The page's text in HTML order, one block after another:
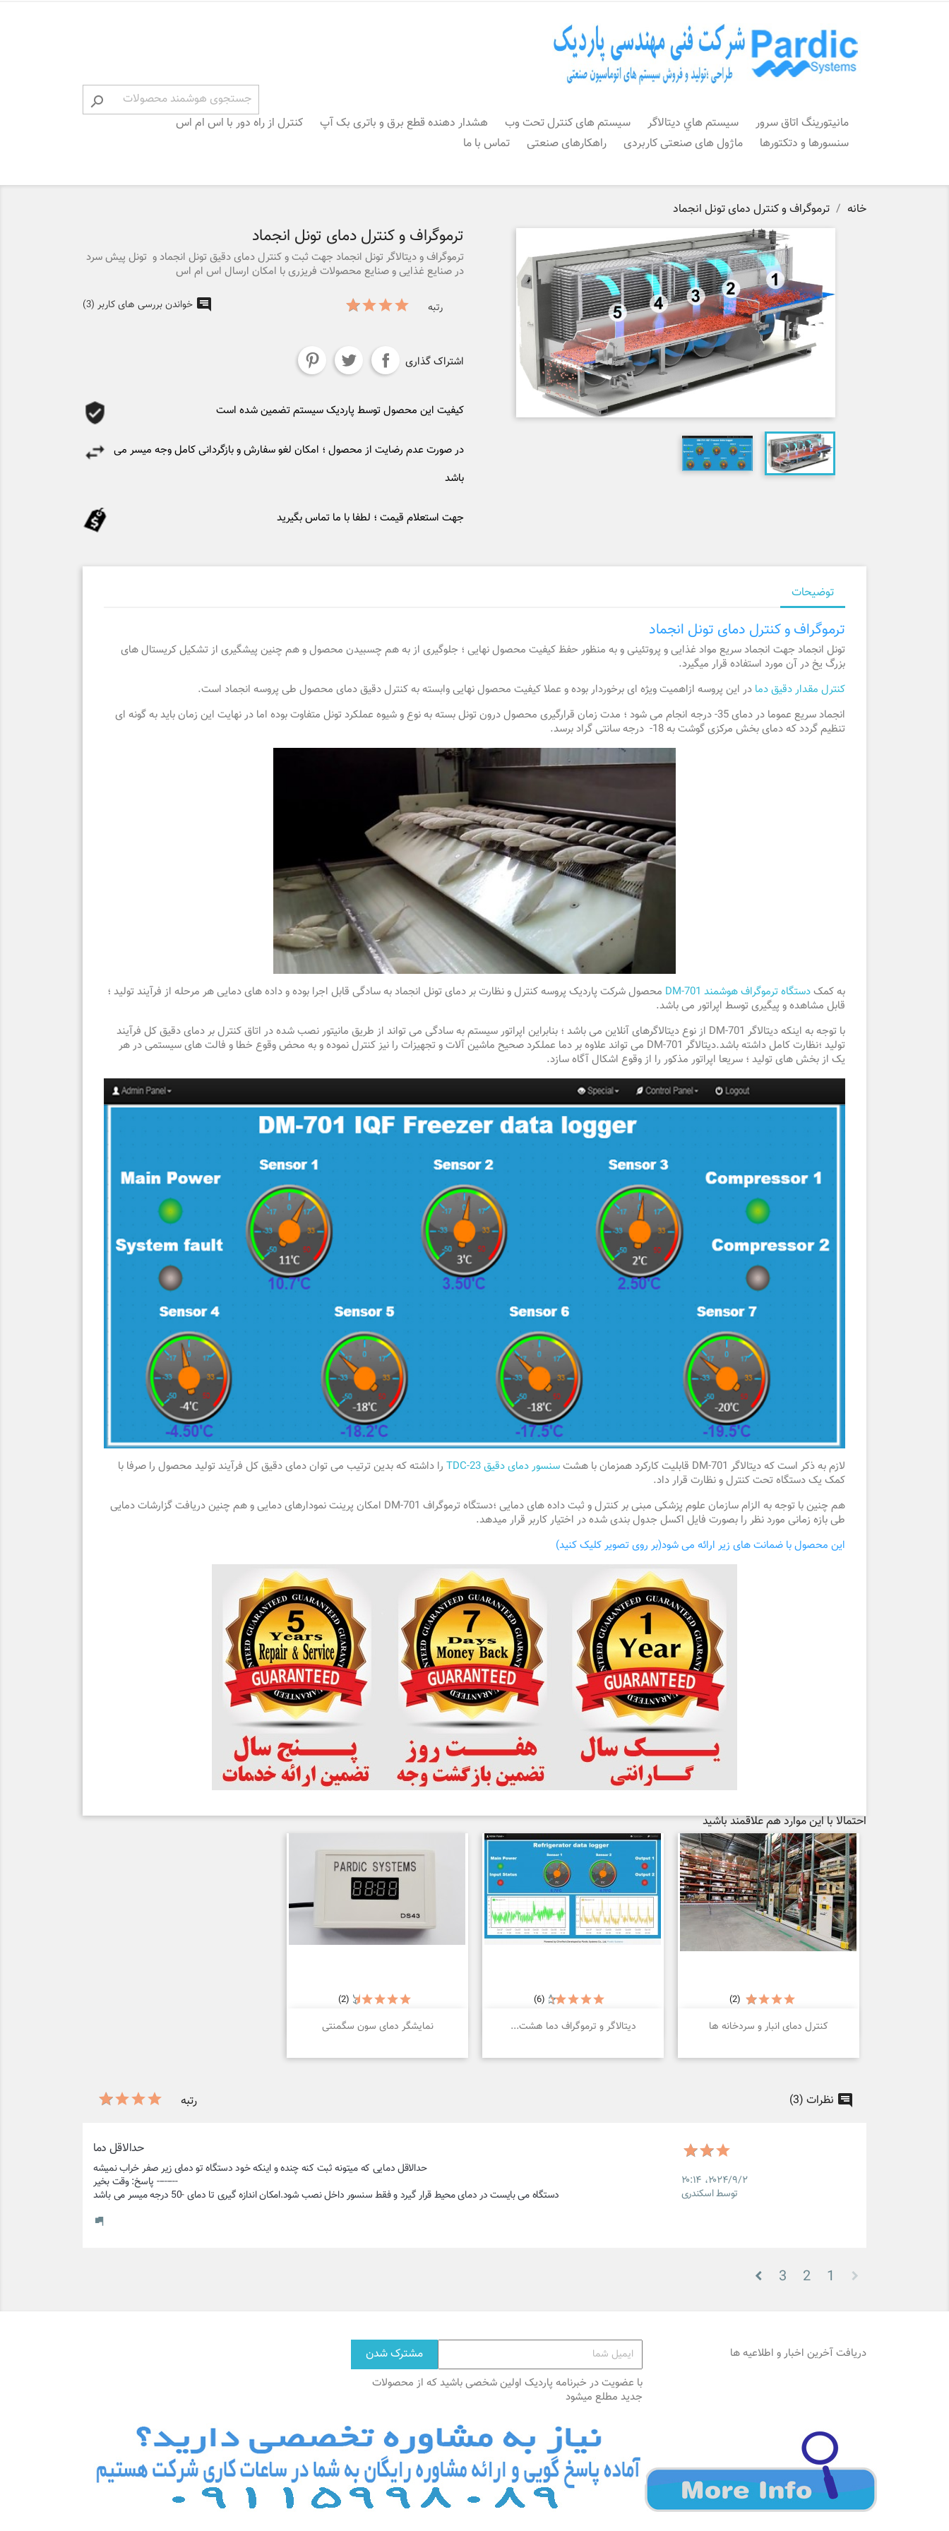

مانیتورینگ اتاق سرور سيستم هاي ديتالاگر سیستم های کنترل تحت وب هشدار دهنده قطع برق و باتری بک آپ
کنترل از راه دور با اس ام اس
سنسورها و دتکتورها
ماژول های صنعتی کاربردی راهکارهای صنعتی تماس با ما
خانه ترموگراف و کنترل دمای تونل انجماد
ترموگراف و کنترل دمای تونل انجماد
ترموگراف و دیتالاگر تونل انجماد جهت ثبت و کنترل دمای دقیق تونل انجماد و تونل پیش سرد
در صنایع غذایی و صنایع محصولات فریزری با امکان ارسال اس ام اس
رتبه خواندن بررسی های کاربر (3)
اشتراک گذاری
کیفیت این محصول توسط پاردیک سیستم تضمین شده است
در صورت عدم رضایت از محصول ؛ امکان لغو سفارش و بازگردانی کامل وجه میسر می
باشد
جهت استعلام قیمت ؛ لطفا با ما تماس بگیرید
توضیحات
ترموگراف و کنترل دمای تونل انجماد
تونل انجماد جهت انجماد سریع مواد غذایی و پروتئینی و به منظور حفظ کیفیت محصول نهایی ؛ جلوگیری از به هم چسبیدن محصول و هم چنین پیشگیری از تشکیل کریستال های
بزرگ یخ در آن مورد استفاده قرار میگیرد.
کنترل مقدار دقیق دما در این پروسه ازاهمیت ویژه ای برخوردار بوده و عملا کیفیت محصول نهایی وابسته به کنترل دقیق دمای محصول طی پروسه انجماد است.
انجماد سریع عموما در دمای 35- درجه انجام می شود ؛ مدت زمان قرارگیری محصول درون تونل بسته به نوع و شیوه عملکرد تونل متفاوت بوده اما در نهایت این زمان باید به گونه ای
تنظیم گردد که دمای بخش مرکزی گوشت به 18- درجه سانتی گراد برسد.
به کمکدستگاه ترموگراف هوشمند DM-701
محصول شرکت پاردیک پروسه کنترل و نظارت بر دمای تونل انجماد به سادگی قابل اجرا بوده و داده های دمایی هر مرحله از فرآیند تولید ؛
قابل مشاهده و پیگیری توسط اپراتور می باشد.
با توجه به اینکه دیتالاگر DM-701 از نوع دیتالاگرهای آنلاین می باشد ؛ بنابراین اپراتور سیستم به سادگی می تواند از طریق مانیتور نصب شده در اتاق کنترل بر دمای دقیق کل فرآیند
تولید ؛نظارت کامل داشته باشد.دیتالاگر DM-701 می تواند علاوه بر دما عملکرد صحیح ماشین آلات و تجهیزات را نیز کنترل نموده و به محض وقوع خطا و فالت های سیستمی در هر
یک از بخش های تولید ؛ سریعا اپراتور مذکور را از وقوع اشکال آگاه سازد.
لازم به ذکر است که دیتالاگر DM-701 قابلیت کارکرد همزمان با هشت سنسور دمای دقیق TDC-23
را داشته که بدین ترتیب می توان دمای دقیق کل فرآیند تولید محصول را صرفا با
کمک یک دستگاه تحت کنترل و نظارت قرار داد.
هم چنین با توجه به الزام سازمان علوم پزشکی مبنی بر کنترل و ثبت داده های دمایی ؛دستگاه ترموگراف DM-701 امکان پرینت نمودارهای دمایی و هم چنین دریافت گزارشات دمایی
طی بازه زمانی مورد نظر را بصورت فایل اکسل جدول بندی شده در اختیار کاربر قرار میدهد.
این محصول با ضمانت های زیر ارائه می شود(بر روی تصویر کلیک کنید)
احتمالا با این موارد هم علاقمند باشید
کنترل دمای انبار و سردخانه ها
(2)
نمایش سریع دیتالاگر و ترموگراف دما هشت...
(6)
نمایش سریع نمایشگر دمای سون سگمنتی
(2)
 نمایش سریع
نظرات (3) رتبه
۲۰۲۴/۹/۲،‏ ۲۰:۱۴
توسط اسکندری
حدالاقل دما
دستگاه می بایست در دمای محیط قرار گیرد و فقط سنسور داخل نصب شود.امکان اندازه گیری تا دمای -50 درجه میسر می باشد
1
2
3
دریافت آخرین اخبار و اطلاعیه ها
با عضویت در خبرنامه پاردیک اولین شخصی باشید که از محصولات
جدید مطلع میشود